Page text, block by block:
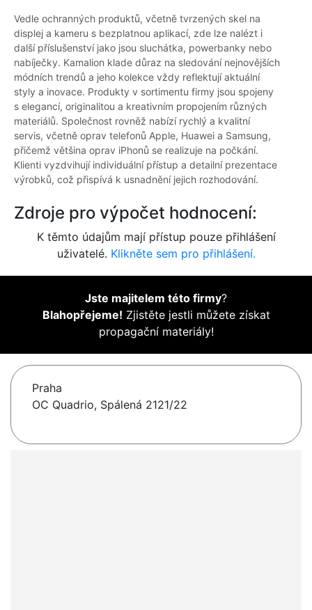
Vedle ochranných produktů, včetně tvrzených skel na
displej a kameru s bezplatnou aplikací, zde lze nalézt i
další příslušenství jako jsou sluchátka, powerbanky nebo
nabíječky. Kamalion klade důraz na sledování nejnovějších
módních trendů a jeho kolekce vždy reflektují aktuální
styly a inovace. Produkty v sortimentu firmy jsou spojeny
s elegancí, originalitou a kreativním propojením různých
materiálů. Společnost rovněž nabízí rychlý a kvalitní
servis, včetně oprav telefonů Apple, Huawei a Samsung,
přičemž většina oprav iPhonů se realizuje na počkání.
Klienti vyzdvihují individuální přístup a detailní prezentace
výrobků, což přispívá k usnadnění jejich rozhodování.
Zdroje pro výpočet hodnocení:
K těmto údajům mají přístup pouze přihlášení
uživatelé. Klikněte sem pro přihlášení.
Jste majitelem této firmy?
Blahopřejeme! Zjistěte jestli můžete získat
propagační materiály!
Praha
OC Quadrio, Spálená 2121/22